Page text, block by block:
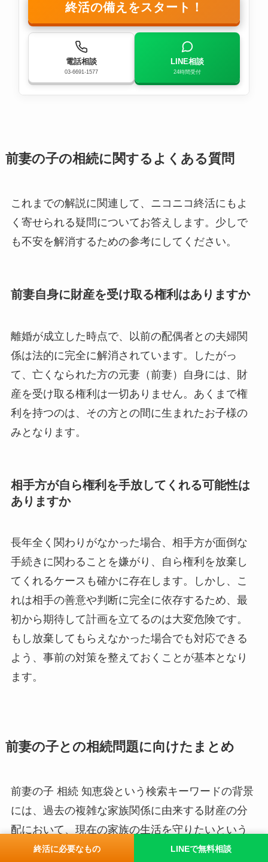
終活に必要なもの LINEで無料相談
終活の備えをスタート！
電話相談
03-6691-1577
LINE相談
24時間受付
前妻の子の相続に関するよくある質問
これまでの解説に関連して、ニコニコ終活にもよ
く寄せられる疑問についてお答えします。少しで
も不安を解消するための参考にしてください。
前妻自身に財産を受け取る権利はありますか
離婚が成立した時点で、以前の配偶者との夫婦関
係は法的に完全に解消されています。したがっ
て、亡くなられた方の元妻（前妻）自身には、財
産を受け取る権利は一切ありません。あくまで権
利を持つのは、その方との間に生まれたお子様の
みとなります。
相手方が自ら権利を手放してくれる可能性は
ありますか
長年全く関わりがなかった場合、相手方が面倒な
手続きに関わることを嫌がり、自ら権利を放棄し
てくれるケースも確かに存在します。しかし、こ
れは相手の善意や判断に完全に依存するため、最
初から期待して計画を立てるのは大変危険です。
もし放棄してもらえなかった場合でも対応できる
よう、事前の対策を整えておくことが基本となり
ます。
前妻の子との相続問題に向けたまとめ
前妻の子 相続 知恵袋という検索キーワードの背景
には、過去の複雑な家族関係に由来する財産の分
配において、現在の家族の生活を守りたいという
切実な願いと、法律上の避けられないルールに対